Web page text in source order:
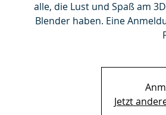
alle, die Lust und Spaß am
Blender haben. Eine
Jetzt